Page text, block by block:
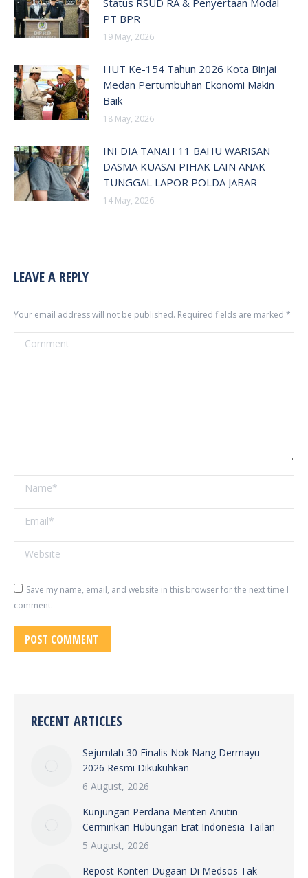
PT BPR
19 May, 2026
HUT Ke-154 Tahun 2026 Kota Binjai
Medan Pertumbuhan Ekonomi Makin
Baik
18 May, 2026
INI DIA TANAH 11 BAHU WARISAN
DASMA KUASAI PIHAK LAIN ANAK
TUNGGAL LAPOR POLDA JABAR
14 May, 2026
LEAVE A REPLY
Your email address will not be published. Required fields are marked *
Comment
Name *
Email *
Website
Save my name, email, and website in this browser for the next time I
comment.
POST COMMENT
RECENT ARTICLES
Sejumlah 30 Finalis Nok Nang Dermayu
2026 Resmi Dikukuhkan
6 August, 2026
Kunjungan Perdana Menteri Anutin
Cerminkan Hubungan Erat Indonesia-Tailan
5 August, 2026
Repost Konten Dugaan Di Medsos Tak